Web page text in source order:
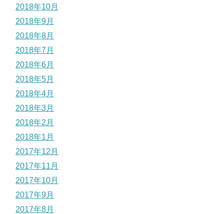
2018年10月
2018年9月
2018年8月
2018年7月
2018年6月
2018年5月
2018年4月
2018年3月
2018年2月
2018年1月
2017年12月
2017年11月
2017年10月
2017年9月
2017年8月